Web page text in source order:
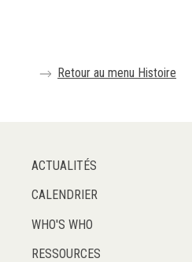
Retour au menu Histoire
ACTUALITÉS
CALENDRIER
WHO'S WHO
RESSOURCES